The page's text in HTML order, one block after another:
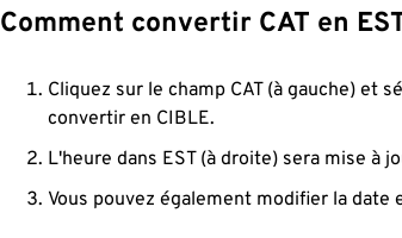
Comment convertir CAT en
Cliquez sur le champ CAT (à gauche) et
convertir en CIBLE.
L'heure dans EST (à droite) sera mise à
Vous pouvez également modifier la date